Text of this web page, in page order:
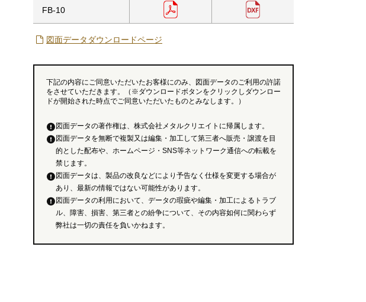
FB-10
図面データダウンロードページ
下記の内容にご同意いただいたお客様にのみ、図面データのご利用の許諾
をさせていただきます。（※ダウンロードボタンをクリックしダウンロー
ドが開始された時点でご同意いただいたものとみなします。）
図面データの著作権は、株式会社メタルクリエイトに帰属します。
図面データを無断で複製又は編集・加工して第三者へ販売・譲渡を目
的とした配布や、ホームページ・SNS等ネットワーク通信への転載を
禁じます。
図面データは、製品の改良などにより予告なく仕様を変更する場合が
あり、最新の情報ではない可能性があります。
図面データの利用において、データの瑕疵や編集・加工によるトラブ
ル、障害、損害、第三者との紛争について、その内容如何に関わらず
弊社は一切の責任を負いかねます。